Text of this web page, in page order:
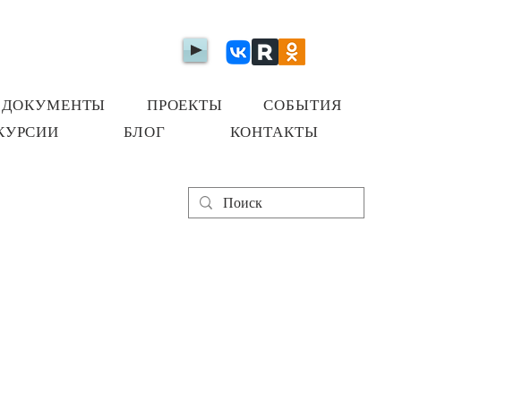
ДОКУМЕНТЫ ПРОЕКТЫ
СОБЫТИЯ
БЛОГ КОНТАКТЫ